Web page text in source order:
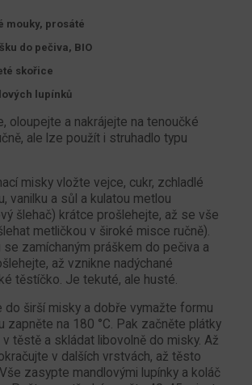
mouky, prosáté
do pečiva, BIO
skořice
lupínků
oloupejte a nakrájejte na tenoučké
ale lze použít i struhadlo typu
misky vložte vejce, cukr, zchladlé
vanilku a sůl a kulatou metlou
šlehač) krátce prošlehejte, až se vše
metličkou v široké misce ručně).
se zamíchaným práškem do pečiva a
až vznikne nadýchané
těstíčko. Je tekuté, ale husté.
do širší misky a dobře vymažte formu
zapněte na 180 °C. Pak začněte plátky
těstě a skládat libovolně do misky. Až
v dalších vrstvách, až těsto
zasypte mandlovými lupínky a koláč